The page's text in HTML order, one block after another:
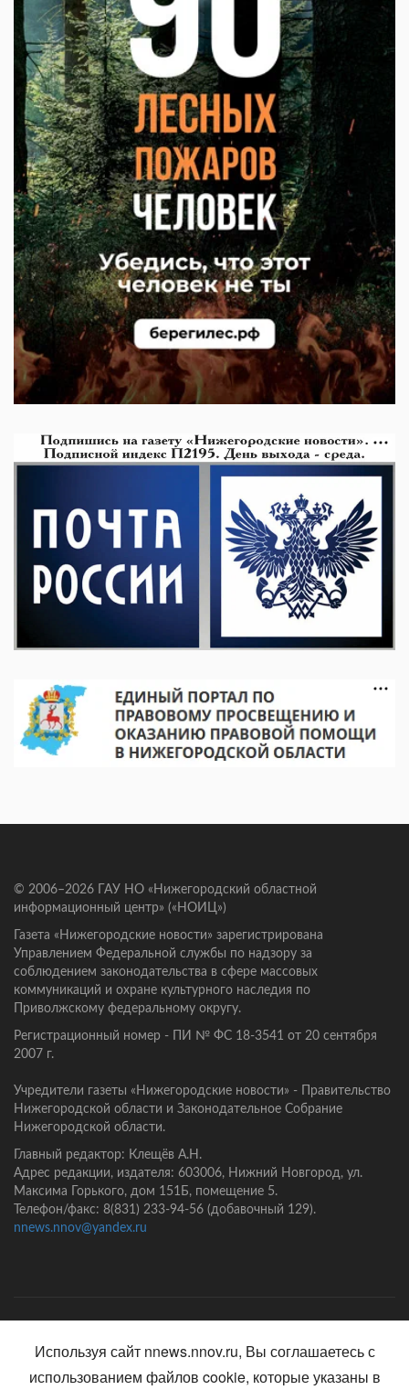
© 2006–2026 ГАУ НО «Нижегородский областной
информационный центр» («НОИЦ»)
Газета «Нижегородские новости» зарегистрирована
Управлением Федеральной службы по надзору за
соблюдением законодательства в сфере массовых
коммуникаций и охране культурного наследия по
Приволжскому федеральному округу.
Регистрационный номер - ПИ № ФС 18-3541 от 20 сентября
2007 г.
Учредители газеты «Нижегородские новости» - Правительство
Нижегородской области и Законодательное Собрание
Нижегородской области.
Главный редактор: Клещёв А.Н.
Адрес редакции, издателя: 603006, Нижний Новгород, ул.
Максима Горького, дом 151Б, помещение 5.
Телефон/факс: 8(831) 233-94-56 (добавочный 129).
nnews.nnov@yandex.ru
Используя сайт nnews.nnov.ru, Вы соглашаетесь с
использованием файлов cookie, которые указаны в